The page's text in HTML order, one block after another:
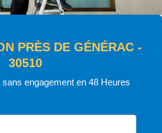
PRÈS DE GÉNÉRAC -
30510
engagement en 48 Heures